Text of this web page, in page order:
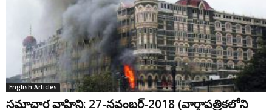
English Articles
సమాచార వాహిని: 27-నవంబర్-2018 (వార్తాపత్రికలోని